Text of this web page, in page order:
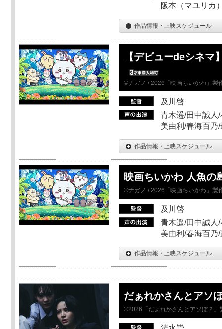
阪本（マユリカ
作品情報・上映スケジュール
【デビューdeシネマ
©ナガノ / 2026「映画ちいかわ」製
及川啓
青木遥/田中誠人
美由利/春海百乃
作品情報・上映スケジュール
映画ちいかわ 人魚の
©ナガノ / 2026「映画ちいかわ」製
及川啓
青木遥/田中誠人
美由利/春海百乃
作品情報・上映スケジュール
だぁれかさんとアソ
©2026「だぁれかさんとアソぼ？」